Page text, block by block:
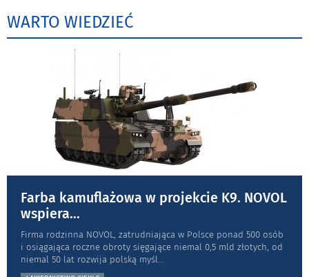
WARTO WIEDZIEĆ
Farba kamuflażowa w projekcie K9. NOVOL
wspiera...
Firma rodzinna NOVOL, zatrudniająca w Polsce ponad 500 osób
i osiągająca roczne obroty sięgające niemal 0,5 mld złotych, od
niemal 50 lat rozwija polską myśl